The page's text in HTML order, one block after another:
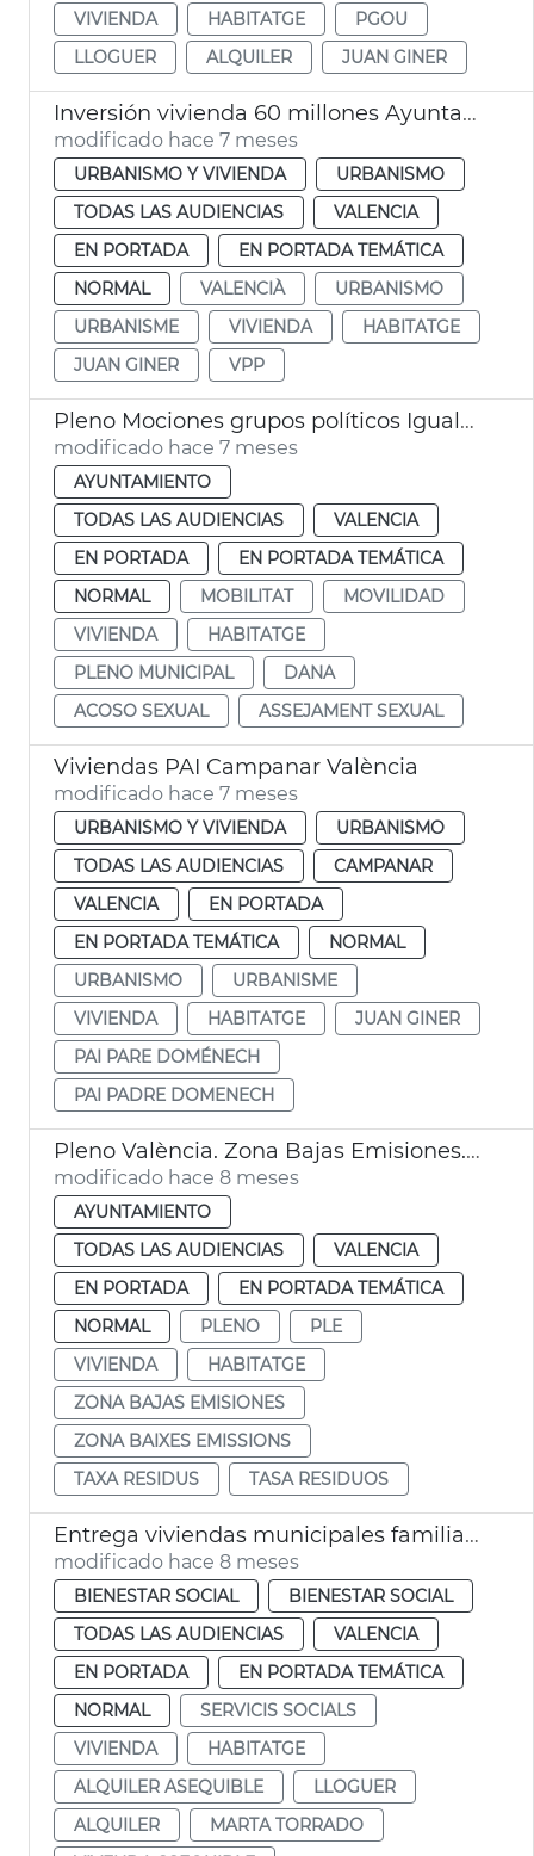
VIVIENDA HABITATGE
PGOU
LLOGUER
ALQUILER JUAN GINER
Inversión vivienda 60 millones Ayuntamiento València
modificado hace 7 meses
URBANISMO Y VIVIENDA
URBANISMO
TODAS LAS AUDIENCIAS
VALENCIA
EN PORTADA
EN PORTADA TEMÁTICA
NORMAL
VALENCIÀ
URBANISMO
URBANISME
VIVIENDA
HABITATGE
JUAN GINER
VPP
Pleno Mociones grupos políticos Igualdad Movilidad
modificado hace 7 meses
AYUNTAMIENTO
TODAS LAS AUDIENCIAS
VALENCIA
EN PORTADA
EN PORTADA TEMÁTICA
NORMAL
MOBILITAT
MOVILIDAD
VIVIENDA
HABITATGE
PLENO MUNICIPAL
DANA
ACOSO SEXUAL
ASSEJAMENT SEXUAL
Viviendas PAI Campanar València
modificado hace 7 meses
URBANISMO Y VIVIENDA
URBANISMO
TODAS LAS AUDIENCIAS
CAMPANAR
VALENCIA
EN PORTADA
EN PORTADA TEMÁTICA
NORMAL
URBANISMO
URBANISME
VIVIENDA
HABITATGE
JUAN GINER
PAI PARE DOMÉNECH
PAI PADRE DOMENECH
Pleno València. Zona Bajas Emisiones. Tasa de basuras. Precio vivienda.
modificado hace 8 meses
AYUNTAMIENTO
TODAS LAS AUDIENCIAS
VALENCIA
EN PORTADA
EN PORTADA TEMÁTICA
NORMAL
PLENO
PLE
VIVIENDA
HABITATGE
ZONA BAJAS EMISIONES
ZONA BAIXES EMISSIONS
TAXA RESIDUS
TASA RESIDUOS
Entrega viviendas municipales familias vulnerables
modificado hace 8 meses
BIENESTAR SOCIAL
BIENESTAR SOCIAL
TODAS LAS AUDIENCIAS
VALENCIA
EN PORTADA
EN PORTADA TEMÁTICA
NORMAL
SERVICIS SOCIALS
VIVIENDA
HABITATGE
ALQUILER ASEQUIBLE
LLOGUER
ALQUILER
MARTA TORRADO